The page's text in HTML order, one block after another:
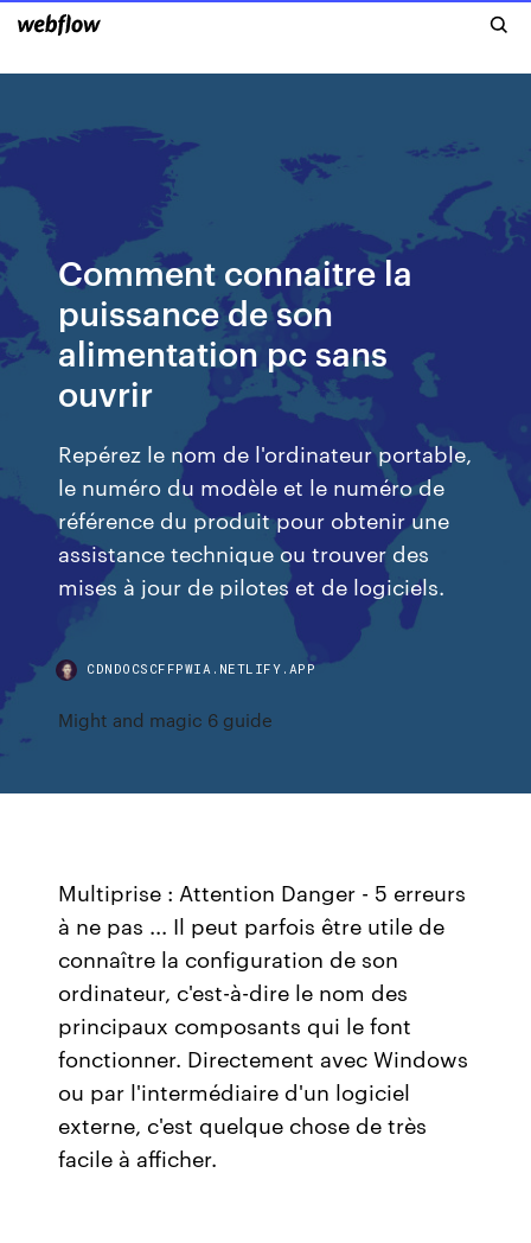
Comment connaitre la
puissance de son
alimentation pc sans
ouvrir
Repérez le nom de l'ordinateur portable,
le numéro du modèle et le numéro de
référence du produit pour obtenir une
assistance technique ou trouver des
mises à jour de pilotes et de logiciels.
CDNDOCSCFFPWIA.NETLIFY.APP
Might and magic 6 guide
Multiprise : Attention Danger - 5 erreurs
à ne pas ... Il peut parfois être utile de
connaître la configuration de son
ordinateur, c'est-à-dire le nom des
principaux composants qui le font
fonctionner. Directement avec Windows
ou par l'intermédiaire d'un logiciel
externe, c'est quelque chose de très
facile à afficher.